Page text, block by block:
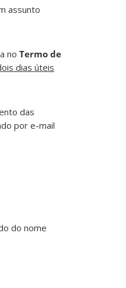
assunto
no Termo de
dias úteis
das
por e-mail
do nome